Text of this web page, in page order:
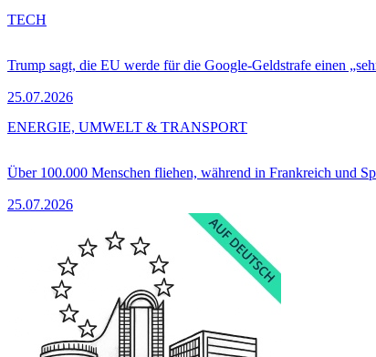
Trump sagt, die EU werde für die Google-Geldstrafe einen
25.07.2026
TECH
Über 100.000 Menschen fliehen, während in Frankreich und
25.07.2026
ENERGIE, UMWELT & TRANSPORT